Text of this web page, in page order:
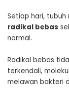
Setiap hari, tubuh
radikal bebas
normal.
Radikal bebas
terkendali,
melawan bakteri